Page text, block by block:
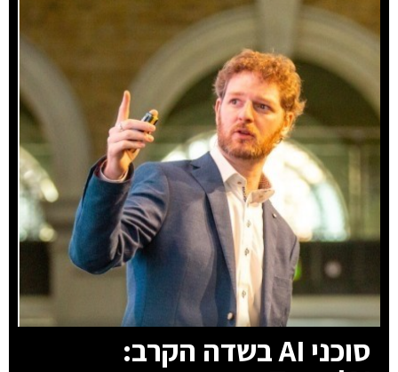
סוכני AI בשדה הקרב: